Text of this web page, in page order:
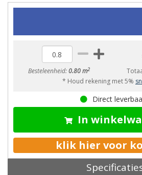
Besteleenheid:0.80 m2
* Houd rekening met 5%
Direct
In
klik hier voor